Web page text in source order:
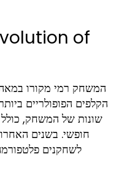
of
הקלפים הפופולריים
שונות של המשחק,
חופשי. בשנים
לשחקנים